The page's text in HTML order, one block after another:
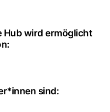
Hub wird ermöglicht
sind: